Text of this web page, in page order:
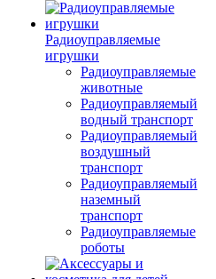
Радиоуправляемые
игрушки
Радиоуправляемые
животные
Радиоуправляемый
водный транспорт
Радиоуправляемый
воздушный
транспорт
Радиоуправляемый
наземный
транспорт
Радиоуправляемые
роботы